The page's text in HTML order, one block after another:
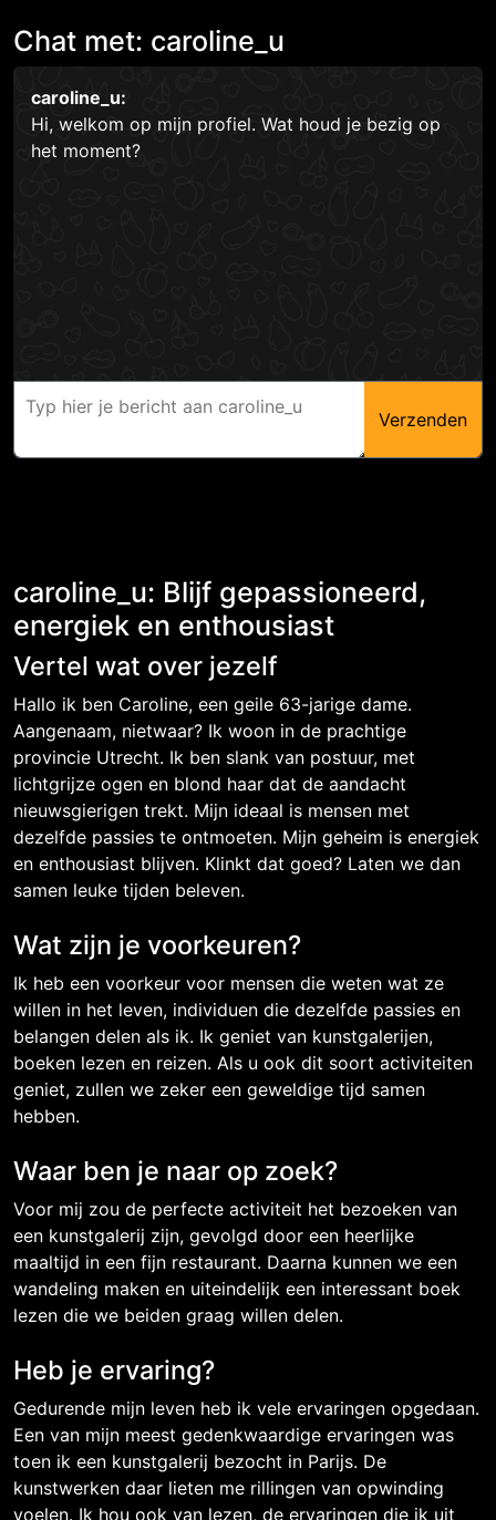
Chat met: caroline_u
caroline_u:
Hi, welkom op mijn profiel. Wat houd je bezig op
het moment?
Verzenden
caroline_u: Blijf gepassioneerd,
energiek en enthousiast
Vertel wat over jezelf
Hallo ik ben Caroline, een geile 63-jarige dame.
Aangenaam, nietwaar? Ik woon in de prachtige
provincie Utrecht. Ik ben slank van postuur, met
lichtgrijze ogen en blond haar dat de aandacht
nieuwsgierigen trekt. Mijn ideaal is mensen met
dezelfde passies te ontmoeten. Mijn geheim is energiek
en enthousiast blijven. Klinkt dat goed? Laten we dan
samen leuke tijden beleven.
Wat zijn je voorkeuren?
Ik heb een voorkeur voor mensen die weten wat ze
willen in het leven, individuen die dezelfde passies en
belangen delen als ik. Ik geniet van kunstgalerijen,
boeken lezen en reizen. Als u ook dit soort activiteiten
geniet, zullen we zeker een geweldige tijd samen
hebben.
Waar ben je naar op zoek?
Voor mij zou de perfecte activiteit het bezoeken van
een kunstgalerij zijn, gevolgd door een heerlijke
maaltijd in een fijn restaurant. Daarna kunnen we een
wandeling maken en uiteindelijk een interessant boek
lezen die we beiden graag willen delen.
Heb je ervaring?
Gedurende mijn leven heb ik vele ervaringen opgedaan.
Een van mijn meest gedenkwaardige ervaringen was
toen ik een kunstgalerij bezocht in Parijs. De
kunstwerken daar lieten me rillingen van opwinding
voelen. Ik hou ook van lezen, de ervaringen die ik uit